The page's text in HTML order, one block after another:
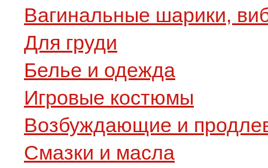
Вагинальные шарики,
Для груди
Белье и одежда
Игровые костюмы
Возбуждающие и
Смазки и масла